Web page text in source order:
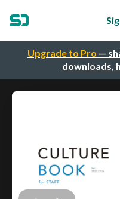
Upgrade to Pro —
downloads,